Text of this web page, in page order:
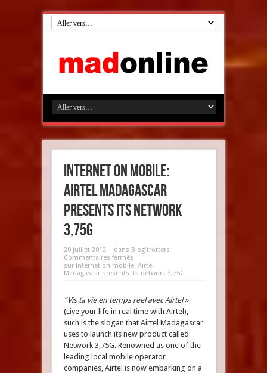
Internet on mobile:
Airtel Madagascar
presents its network
3,75G
20 juillet 2012 dans Blog'trotters
Commentaires fermés
sur Internet on mobile: Airtel
Madagascar presents its network 3,75G
“Vis ta vie en temps reel avec Airtel »
(Live your life in real time with Airtel),
such is the slogan that Airtel Madagascar
uses to launch its new product called
Network 3,75G. Renowned as one of the
leading local mobile operator
companies, Airtel is now embarking on a